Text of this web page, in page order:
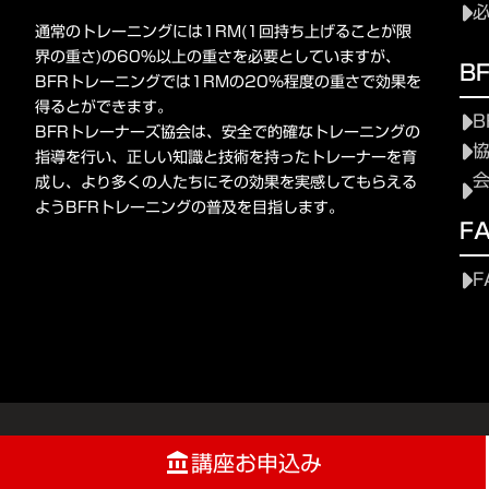
通常のトレーニングには1RM(1回持ち上げることが限
界の重さ)の60%以上の重さを必要としていますが、
BFRトレーニングでは1RMの20%程度の重さで効果を
得るとができます。
BFRトレーナーズ協会は、安全で的確なトレーニングの
指導を行い、正しい知識と技術を持ったトレーナーを育
成し、より多くの人たちにその効果を実感してもらえる
ようBFRトレーニングの普及を目指します。
account_balance講座お申込み